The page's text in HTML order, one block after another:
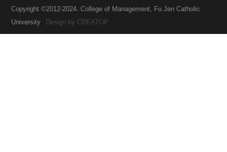
Copyright ©2012-2024. College of Management, Fu Jen Catholic
University
Design by CREATOP